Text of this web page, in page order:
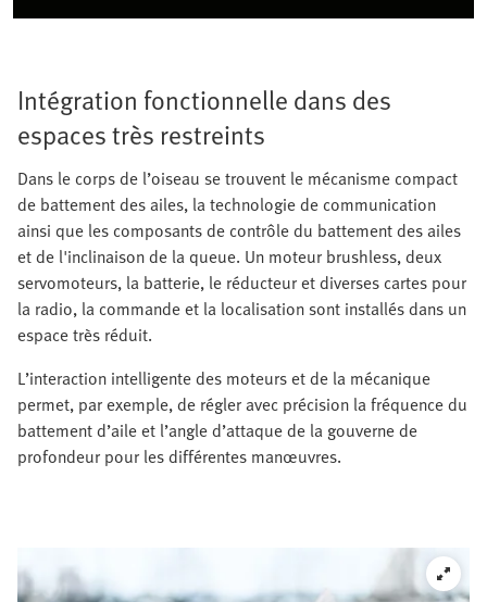
Intégration fonctionnelle dans des
espaces très restreints
Dans le corps de l’oiseau se trouvent le mécanisme compact
de battement des ailes, la technologie de communication
ainsi que les composants de contrôle du battement des ailes
et de l'inclinaison de la queue. Un moteur brushless, deux
servomoteurs, la batterie, le réducteur et diverses cartes pour
la radio, la commande et la localisation sont installés dans un
espace très réduit.
L’interaction intelligente des moteurs et de la mécanique
permet, par exemple, de régler avec précision la fréquence du
battement d’aile et l’angle d’attaque de la gouverne de
profondeur pour les différentes manœuvres.